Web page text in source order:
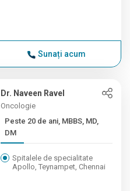
Sunați acum
Dr. Naveen Ravel
Oncologie
Peste 20 de ani, MBBS, MD,
DM
Spitalele de specialitate
Apollo, Teynampet, Chennai